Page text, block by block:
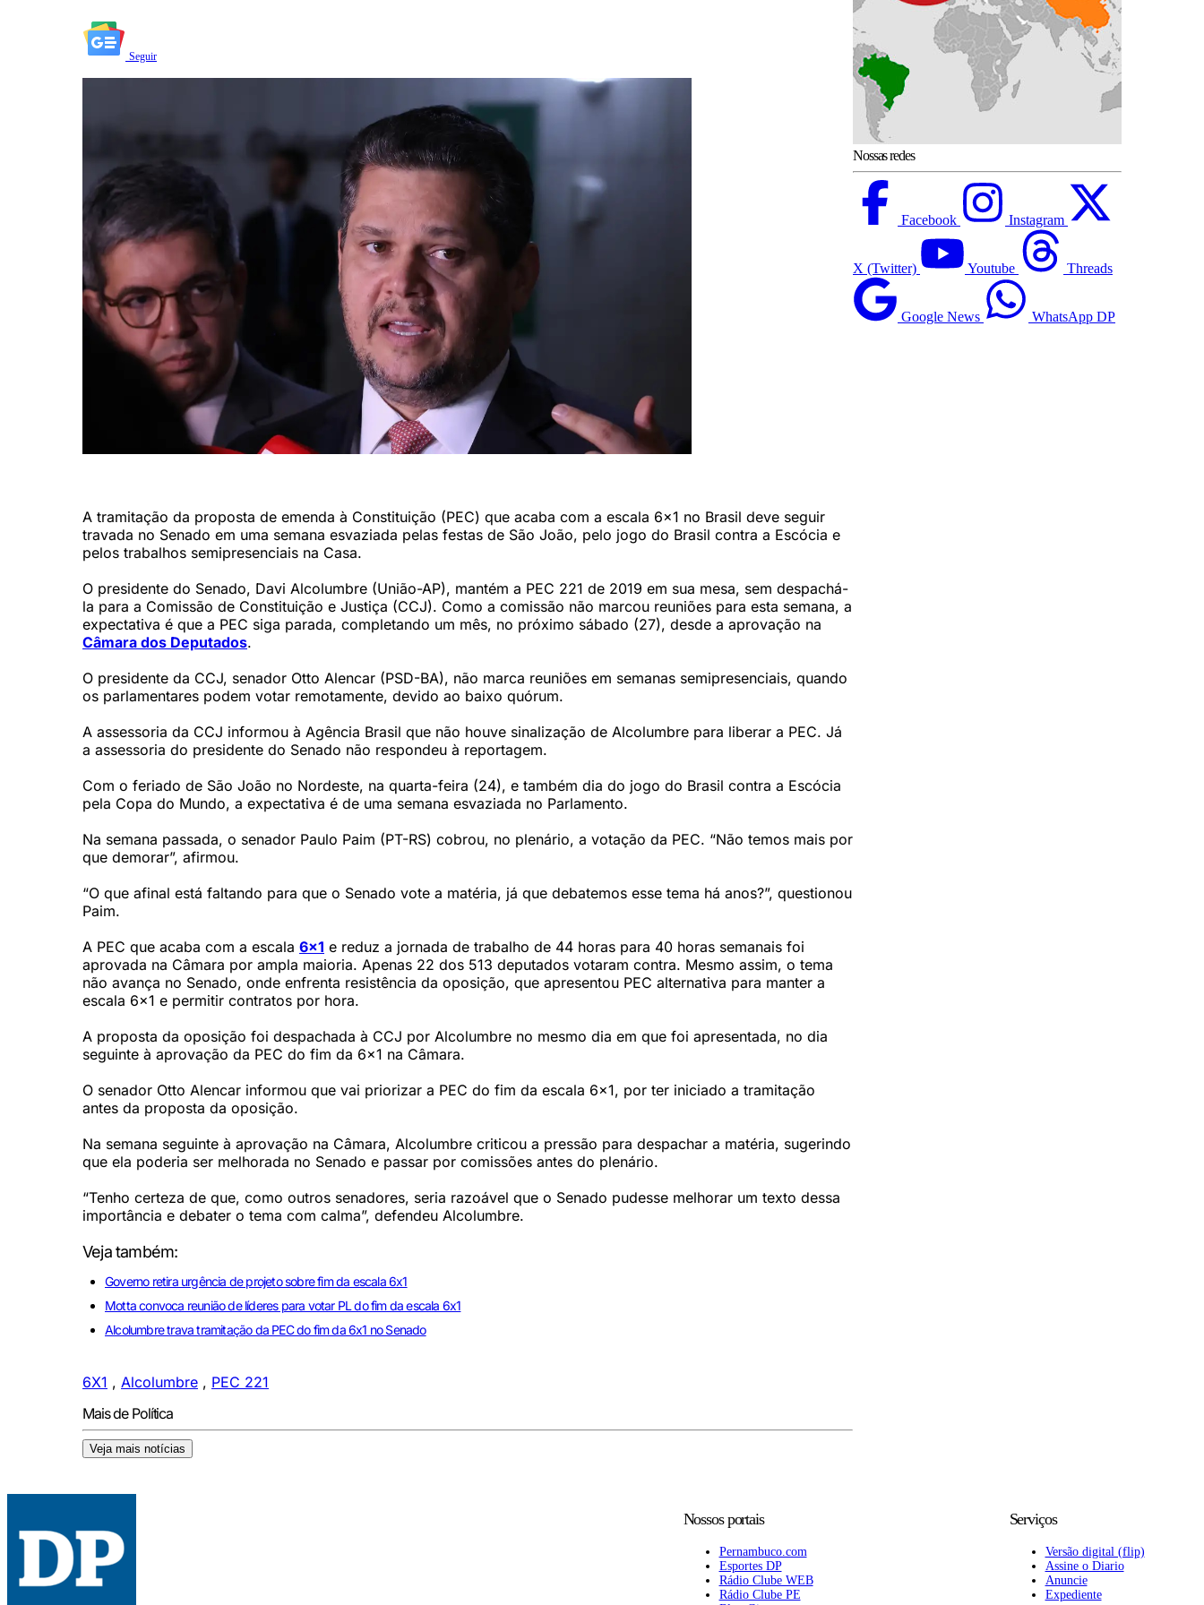
Seguir
A tramitação da proposta de emenda à Constituição (PEC) que acaba com a escala 6x1 no Brasil deve seguir
travada no Senado em uma semana esvaziada pelas festas de São João, pelo jogo do Brasil contra a Escócia e
pelos trabalhos semipresenciais na Casa.
O presidente do Senado, Davi Alcolumbre (União-AP), mantém a PEC 221 de 2019 em sua mesa, sem despachá-
la para a Comissão de Constituição e Justiça (CCJ). Como a comissão não marcou reuniões para esta semana, a
expectativa é que a PEC siga parada, completando um mês, no próximo sábado (27), desde a aprovação na
Câmara dos Deputados.
O presidente da CCJ, senador Otto Alencar (PSD-BA), não marca reuniões em semanas semipresenciais, quando
os parlamentares podem votar remotamente, devido ao baixo quórum.
A assessoria da CCJ informou à Agência Brasil que não houve sinalização de Alcolumbre para liberar a PEC. Já
a assessoria do presidente do Senado não respondeu à reportagem.
Com o feriado de São João no Nordeste, na quarta-feira (24), e também dia do jogo do Brasil contra a Escócia
pela Copa do Mundo, a expectativa é de uma semana esvaziada no Parlamento.
Na semana passada, o senador Paulo Paim (PT-RS) cobrou, no plenário, a votação da PEC. “Não temos mais por
que demorar”, afirmou.
“O que afinal está faltando para que o Senado vote a matéria, já que debatemos esse tema há anos?”, questionou
Paim.
A PEC que acaba com a escala 6x1 e reduz a jornada de trabalho de 44 horas para 40 horas semanais foi
aprovada na Câmara por ampla maioria. Apenas 22 dos 513 deputados votaram contra. Mesmo assim, o tema
não avança no Senado, onde enfrenta resistência da oposição, que apresentou PEC alternativa para manter a
escala 6x1 e permitir contratos por hora.
A proposta da oposição foi despachada à CCJ por Alcolumbre no mesmo dia em que foi apresentada, no dia
seguinte à aprovação da PEC do fim da 6x1 na Câmara.
O senador Otto Alencar informou que vai priorizar a PEC do fim da escala 6x1, por ter iniciado a tramitação
antes da proposta da oposição.
Na semana seguinte à aprovação na Câmara, Alcolumbre criticou a pressão para despachar a matéria, sugerindo
que ela poderia ser melhorada no Senado e passar por comissões antes do plenário.
“Tenho certeza de que, como outros senadores, seria razoável que o Senado pudesse melhorar um texto dessa
importância e debater o tema com calma”, defendeu Alcolumbre.
Veja também:
Governo retira urgência de projeto sobre fim da escala 6x1
Motta convoca reunião de líderes para votar PL do fim da escala 6x1
Alcolumbre trava tramitação da PEC do fim da 6x1 no Senado
6X1 , Alcolumbre , PEC 221
Mais de Política
Veja mais notícias
Nossas redes
Facebook Instagram
X (Twitter) Youtube Threads
Google News WhatsApp DP
Nossos portais
Pernambuco.com
Esportes DP
Rádio Clube WEB
Rádio Clube PE
Serviços
Versão digital (flip)
Assine o Diario
Anuncie
Expediente